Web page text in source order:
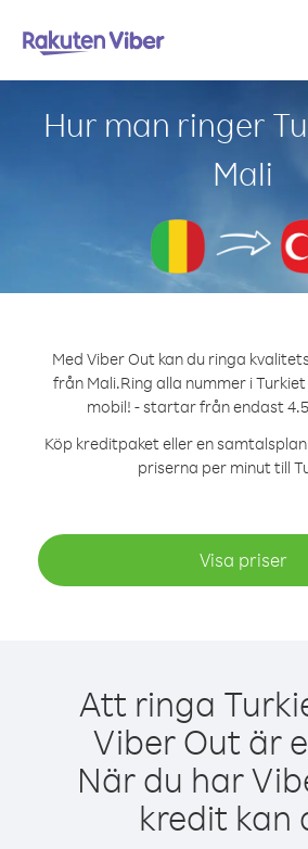
Hur man ringer
Mali
Med Viber Out kan du ringa
från Mali.Ring alla nummer i
mobil! - startar från endast
Köp kreditpaket eller en
priserna per minut till
Visa priser
Att ringa
Viber Out är
När du har
kredit kan